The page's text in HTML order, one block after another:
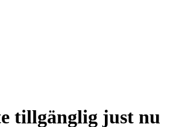
tillgänglig just nu